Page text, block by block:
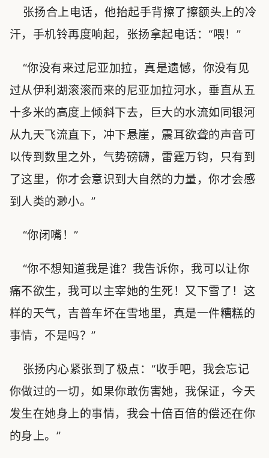
张扬合上电话，他抬起手背擦了擦额头上的冷
汗，手机铃再度响起，张扬拿起电话：“喂！”
“你没有来过尼亚加拉，真是遗憾，你没有见
过从伊利湖滚滚而来的尼亚加拉河水，垂直从五
十多米的高度上倾斜下去，巨大的水流如同银河
从九天飞流直下，冲下悬崖，震耳欲聋的声音可
以传到数里之外，气势磅礴，雷霆万钧，只有到
了这里，你才会意识到大自然的力量，你才会感
到人类的渺小。”
“你闭嘴！”
“你不想知道我是谁？我告诉你，我可以让你
痛不欲生，我可以主宰她的生死！又下雪了！这
样的天气，吉普车坏在雪地里，真是一件糟糕的
事情，不是吗？”
张扬内心紧张到了极点：“收手吧，我会忘记
你做过的一切，如果你敢伤害她，我保证，今天
发生在她身上的事情，我会十倍百倍的偿还在你
的身上。”